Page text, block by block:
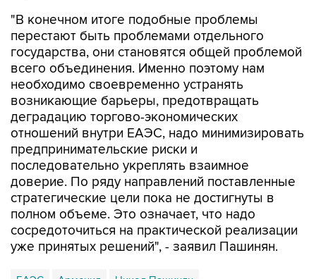
государства, они становятся общей проблемой
всего объединения. Именно поэтому нам
необходимо своевременно устранять
возникающие барьеры, предотвращать
деградацию торгово-экономических
отношений внутри ЕАЭС, надо минимизировать
предпринимательские риски и
последовательно укреплять взаимное
доверие. По ряду направлений поставленные
стратегические цели пока не достигнуты в
полном объеме. Это означает, что надо
сосредоточиться на практической реализации
уже принятых решений", - заявил Пашинян.
ЕАЭС Армения Никол Пашинян